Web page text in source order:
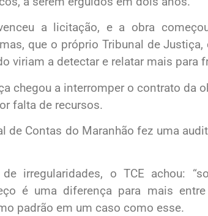
a licitação, e a obra
que o próprio Tribunal de
viriam a detectar e relatar mais para
chegou a interromper o contrato da
falta de recursos.
de Contas do Maranhão fez uma
irregularidades, o TCE achou:
é uma diferença para mais
padrão em um caso como esse.